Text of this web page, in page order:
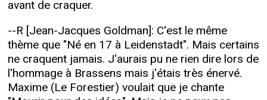
avant de craquer.
--R [Jean-Jacques Goldman]: C'est le même
thème que "Né en 17 à Leidenstadt". Mais certains
ne craquent jamais. J'aurais pu ne rien dire lors de
l'hommage à Brassens mais j'étais très énervé.
Maxime (Le Forestier) voulait que je chante